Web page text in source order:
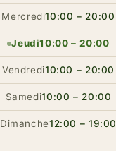
Mercredi10:00 – 20:00
Jeudi10:00 – 20:00
Vendredi10:00 – 20:00
Samedi10:00 – 20:00
Dimanche12:00 – 19:00